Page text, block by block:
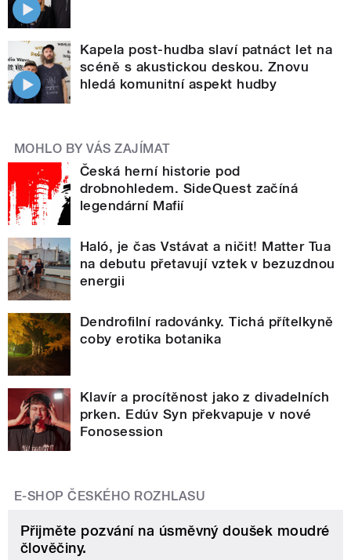
Kapela post-hudba slaví patnáct let na
scéně s akustickou deskou. Znovu
hledá komunitní aspekt hudby
MOHLO BY VÁS ZAJÍMAT
Česká herní historie pod
drobnohledem. SideQuest začíná
legendární Mafií
Haló, je čas Vstávat a ničit! Matter Tua
na debutu přetavují vztek v bezuzdnou
energii
Dendrofilní radovánky. Tichá přítelkyně
coby erotika botanika
Klavír a procítěnost jako z divadelních
prken. Edúv Syn překvapuje v nové
Fonosession
E-SHOP ČESKÉHO ROZHLASU
Přijměte pozvání na úsměvný doušek moudré
člověčiny.